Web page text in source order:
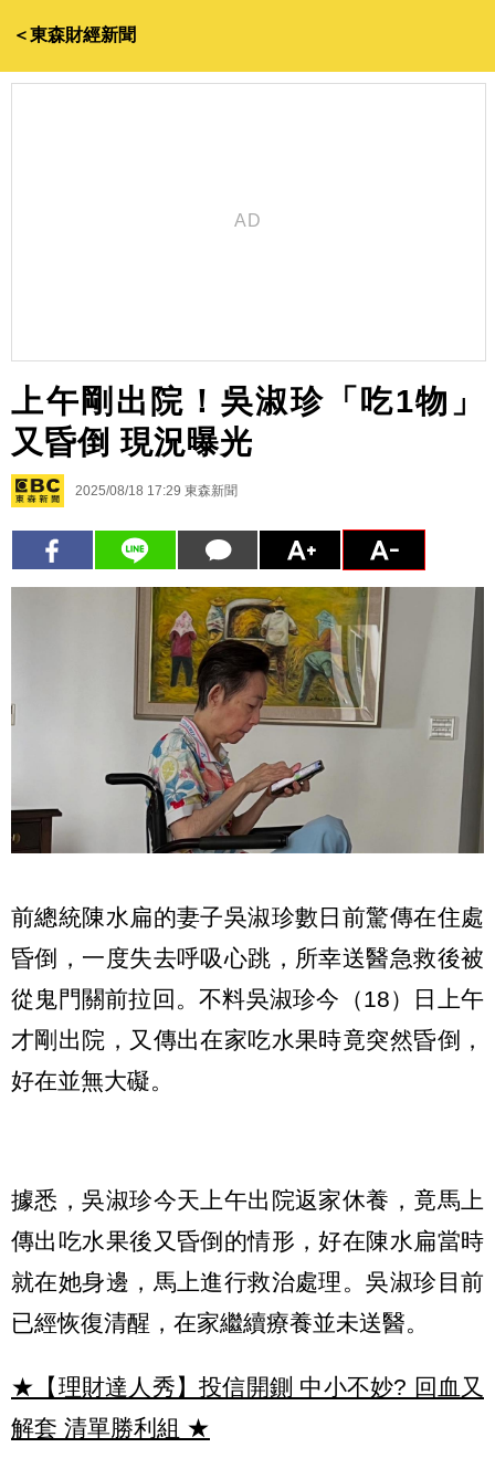
＜東森財經新聞
上午剛出院！吳淑珍「吃1物」
又昏倒 現況曝光
2025/08/18 17:29 東森新聞
前總統陳水扁的妻子吳淑珍數日前驚傳在住處
昏倒，一度失去呼吸心跳，所幸送醫急救後被
從鬼門關前拉回。不料吳淑珍今（18）日上午
才剛出院，又傳出在家吃水果時竟突然昏倒，
好在並無大礙。
據悉，吳淑珍今天上午出院返家休養，竟馬上
傳出吃水果後又昏倒的情形，好在陳水扁當時
就在她身邊，馬上進行救治處理。吳淑珍目前
已經恢復清醒，在家繼續療養並未送醫。
★【理財達人秀】投信開鍘 中小不妙? 回血又
解套 清單勝利組 ★